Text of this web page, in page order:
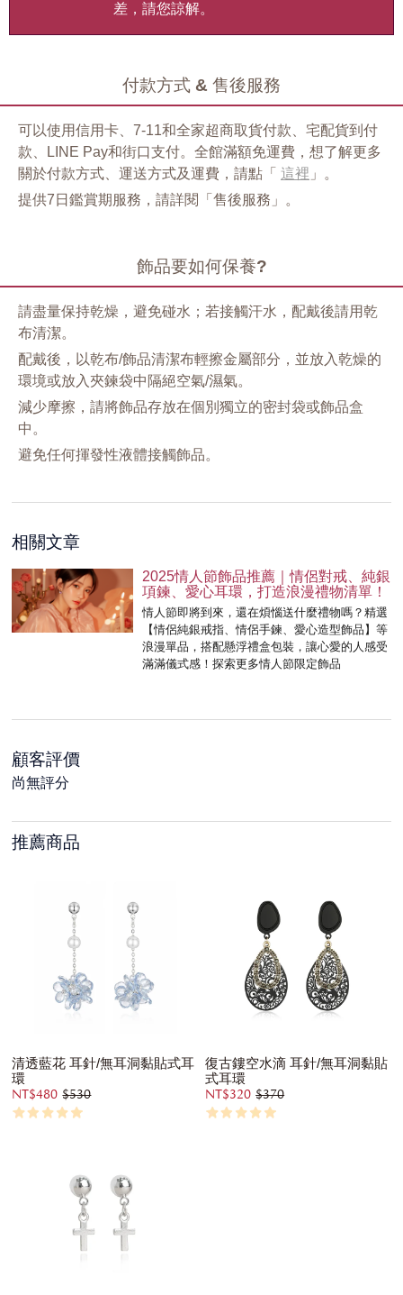
差，請您諒解。
付款方式 & 售後服務
可以使用信用卡、7-11和全家超商取貨付款、宅配貨到付
款、LINE Pay和街口支付。全館滿額免運費，想了解更多
關於付款方式、運送方式及運費，請點「 這裡 」。
提供7日鑑賞期服務，請詳閱「售後服務」。
飾品要如何保養?
請盡量保持乾燥，避免碰水；若接觸汗水，配戴後請用乾
布清潔。
配戴後，以乾布/飾品清潔布輕擦金屬部分，並放入乾燥的
環境或放入夾鍊袋中隔絕空氣/濕氣。
減少摩擦，請將飾品存放在個別獨立的密封袋或飾品盒
中。
避免任何揮發性液體接觸飾品。
相關文章
2025情人節飾品推薦｜情侶對戒、純銀
項鍊、愛心耳環，打造浪漫禮物清單！
情人節即將到來，還在煩惱送什麼禮物嗎？精選
【情侶純銀戒指、情侶手鍊、愛心造型飾品】等
浪漫單品，搭配懸浮禮盒包裝，讓心愛的人感受
滿滿儀式感！探索更多情人節限定飾品
顧客評價
尚無評分
推薦商品
清透藍花 耳針/無耳洞黏貼式耳
環
NT$480 $530
復古鏤空水滴 耳針/無耳洞黏貼
式耳環
NT$320 $370